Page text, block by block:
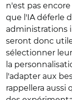
n'est pas
que l'IA déferle
administrations
seront donc
sélectionner
la
l'adapter aux
rappellera aussi